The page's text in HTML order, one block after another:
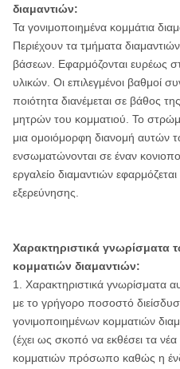
διαμαντιών:
Τα γονιμοποιημένα κομμάτια
Περιέχουν τα τμήματα
βάσεων. Εφαρμόζονται ευρέως
υλικών. Οι επιλεγμένοι βαθμοί
ποιότητα διανέμεται σε βάθος
μητρών του κομματιού. Το
μια ομοιόμορφη διανομή αυτών
ενσωματώνονται σε έναν
εργαλείο διαμαντιών
εξερεύνησης.
Χαρακτηριστικά γνωρίσματα
κομματιών διαμαντιών:
1. Χαρακτηριστικά γνωρίσματα
με το γρήγορο ποσοστό
γονιμοποιημένων κομματιών
(έχει ως σκοπό να εκθέσει τα
κομματιών πρόσωπο καθώς η